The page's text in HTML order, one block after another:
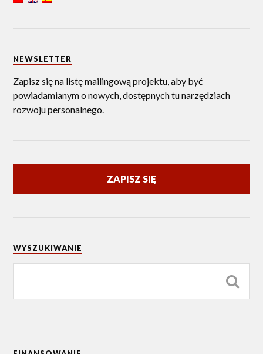
NEWSLETTER
Zapisz się na listę mailingową projektu, aby być
powiadamianym o nowych, dostępnych tu narzędziach
rozwoju personalnego.
ZAPISZ SIĘ
WYSZUKIWANIE